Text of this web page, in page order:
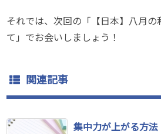
それでは、次回の「【日本】八月
て」でお会いしましょう！
関連記事
集中力が上がる方法